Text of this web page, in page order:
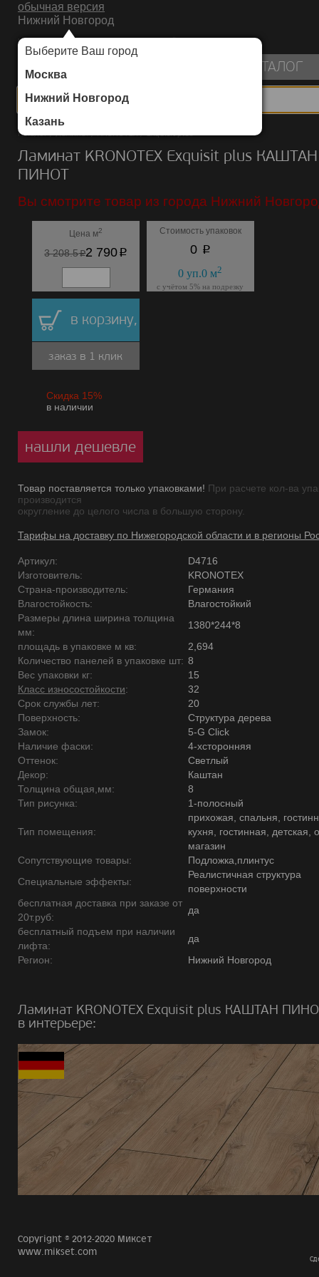
обычная версия
Нижний Новгород
Выберите Ваш город
Москва
Нижний Новгород
Казань
ИНТЕРНЕТ-МАГАЗИН НАПОЛЬНЫХ ПОКРЫТИЙ
КАТАЛОГ
Каталог/Ламинат/KRONOTEX/Exquisit plus
Ламинат KRONOTEX Exquisit plus КАШТАН
ПИНОТ
Вы смотрите товар из города Нижний
Цена м2
3 208.5p2 790p
Стоимость упаковок
0 p
0 уп.0 м2
с учётом 5% на подрезку
в корзину,
заказ в 1 клик
Скидка 15%
в наличии
нашли дешевле
Товар поставляется только упаковками! При расчете кол-ва
производится
округление до целого числа в большую сторону.
Тарифы на доставку по Нижегородской области и в регионы
Артикул:
D4716
Изготовитель:
KRONOTEX
Страна-производитель:
Германия
Влагостойкость:
Влагостойкий
Размеры длина ширина толщина
мм:
1380*244*8
площадь в упаковке м кв:
2,694
Количество панелей в упаковке шт: 8
Вес упаковки кг:
15
Класс износостойкости:
32
Срок службы лет:
20
Поверхность:
Структура дерева
Замок:
5-G Click
Наличие фаски:
4-хсторонняя
Оттенок:
Светлый
Декор:
Каштан
Толщина общая,мм:
8
Тип рисунка:
1-полосный
Тип помещения:
прихожая, спальня,
кухня, гостинная, детская,
магазин
Сопутствующие товары:
Подложка,плинтус
Специальные эффекты:
Реалистичная структура
поверхности
бесплатная доставка при заказе от
20т.руб:
да
бесплатный подъем при наличии
лифта:
да
Регион:
Нижний Новгород
Ламинат KRONOTEX Exquisit plus КАШТАН
в интерьере:
Copyright © 2012-2020 Миксет
www.mikset.com